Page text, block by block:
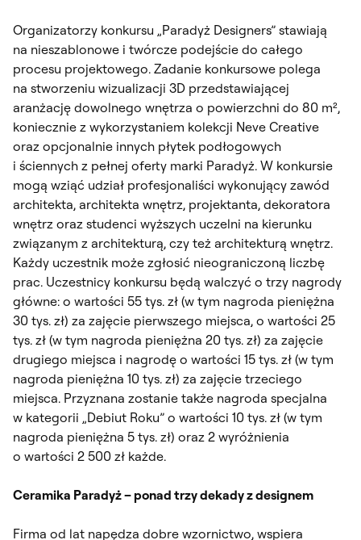
Organizatorzy konkursu „Paradyż Designers” stawiają
na nieszablonowe i twórcze podejście do całego
procesu projektowego. Zadanie konkursowe polega
na stworzeniu wizualizacji 3D przedstawiającej
aranżację dowolnego wnętrza o powierzchni do 80 m²,
koniecznie z wykorzystaniem kolekcji Neve Creative
oraz opcjonalnie innych płytek podłogowych
i ściennych z pełnej oferty marki Paradyż. W konkursie
mogą wziąć udział profesjonaliści wykonujący zawód
architekta, architekta wnętrz, projektanta, dekoratora
wnętrz oraz studenci wyższych uczelni na kierunku
związanym z architekturą, czy też architekturą wnętrz.
Każdy uczestnik może zgłosić nieograniczoną liczbę
prac. Uczestnicy konkursu będą walczyć o trzy nagrody
główne: o wartości 55 tys. zł (w tym nagroda pieniężna
30 tys. zł) za zajęcie pierwszego miejsca, o wartości 25
tys. zł (w tym nagroda pieniężna 20 tys. zł) za zajęcie
drugiego miejsca i nagrodę o wartości 15 tys. zł (w tym
nagroda pieniężna 10 tys. zł) za zajęcie trzeciego
miejsca. Przyznana zostanie także nagroda specjalna
w kategorii „Debiut Roku” o wartości 10 tys. zł (w tym
nagroda pieniężna 5 tys. zł) oraz 2 wyróżnienia
o wartości 2 500 zł każde.
Ceramika Paradyż – ponad trzy dekady z designem
Firma od lat napędza dobre wzornictwo, wspiera